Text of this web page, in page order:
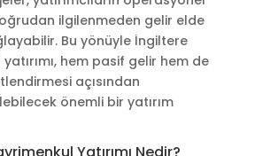
ilgilenmeden gelir elde
Bu yönüyle İngiltere
hem pasif gelir hem de
açısından
önemli bir yatırım